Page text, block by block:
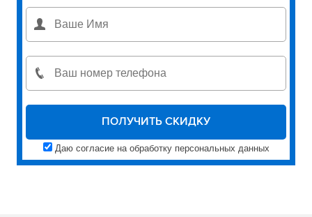
Даю согласие на обработку персональных данных